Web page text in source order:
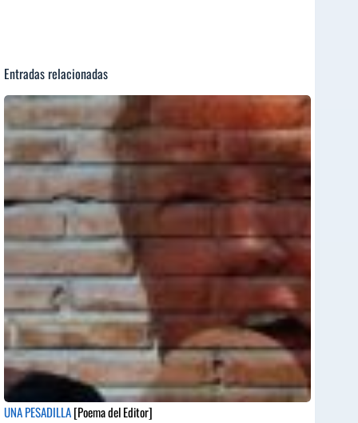
Entradas relacionadas
UNA PESADILLA[Poema del Editor]